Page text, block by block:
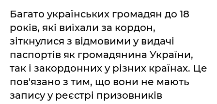
Багато українських громадян до 18
років, які виїхали за кордон,
зіткнулися з відмовими у видачі
паспортів як громадянина України,
так і закордонних у різних країнах. Це
пов'язано з тим, що вони не мають
запису у реєстрі призовників